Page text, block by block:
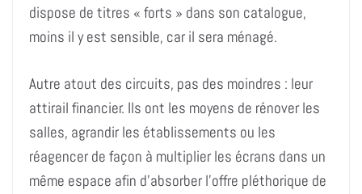
dispose de titres « forts » dans son catalogue,
moins il y est sensible, car il sera ménagé.
Autre atout des circuits, pas des moindres : leur
attirail financier. Ils ont les moyens de rénover les
salles, agrandir les établissements ou les
réagencer de façon à multiplier les écrans dans un
même espace afin d’absorber l’offre pléthorique de